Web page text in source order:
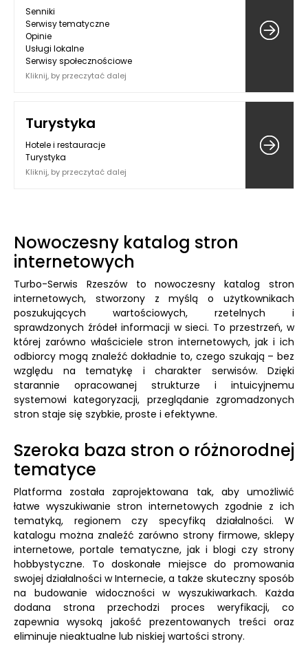
Senniki
Serwisy tematyczne
Opinie
Usługi lokalne
Serwisy społecznościowe
Kliknij, by przeczytać dalej
Turystyka
Hotele i restauracje
Turystyka
Kliknij, by przeczytać dalej
Nowoczesny katalog stron
internetowych
Turbo-Serwis Rzeszów to nowoczesny katalog stron
internetowych, stworzony z myślą o użytkownikach
poszukujących wartościowych, rzetelnych i
sprawdzonych źródeł informacji w sieci. To przestrzeń, w
której zarówno właściciele stron internetowych, jak i ich
odbiorcy mogą znaleźć dokładnie to, czego szukają – bez
względu na tematykę i charakter serwisów. Dzięki
starannie opracowanej strukturze i intuicyjnemu
systemowi kategoryzacji, przeglądanie zgromadzonych
stron staje się szybkie, proste i efektywne.
Szeroka baza stron o różnorodnej
tematyce
Platforma została zaprojektowana tak, aby umożliwić
łatwe wyszukiwanie stron internetowych zgodnie z ich
tematyką, regionem czy specyfiką działalności. W
katalogu można znaleźć zarówno strony firmowe, sklepy
internetowe, portale tematyczne, jak i blogi czy strony
hobbystyczne. To doskonałe miejsce do promowania
swojej działalności w Internecie, a także skuteczny sposób
na budowanie widoczności w wyszukiwarkach. Każda
dodana strona przechodzi proces weryfikacji, co
zapewnia wysoką jakość prezentowanych treści oraz
eliminuje nieaktualne lub niskiej wartości strony.